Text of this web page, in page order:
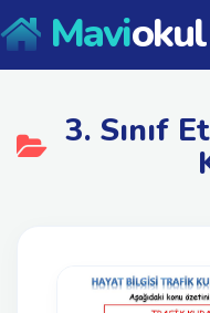
Maviokul
3. Sınıf